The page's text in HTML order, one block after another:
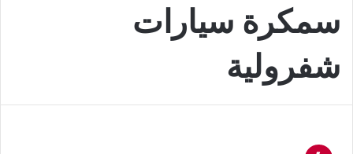
سمكرة سيارات
شفرولية